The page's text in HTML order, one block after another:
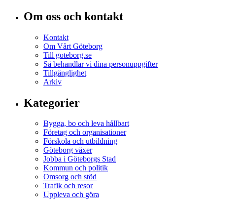
Om oss och kontakt
Kontakt
Om Vårt Göteborg
Till goteborg.se
Så behandlar vi dina personuppgifter
Tillgänglighet
Arkiv
Kategorier
Bygga, bo och leva hållbart
Företag och organisationer
Förskola och utbildning
Göteborg växer
Jobba i Göteborgs Stad
Kommun och politik
Omsorg och stöd
Trafik och resor
Uppleva och göra